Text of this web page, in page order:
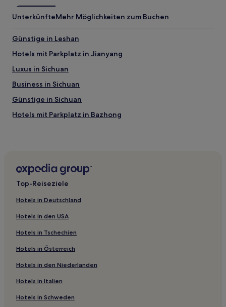
UnterkünfteMehr Möglichkeiten zum Buchen
Günstige in Leshan
Hotels mit Parkplatz in Jianyang
Luxus in Sichuan
Business in Sichuan
Günstige in Sichuan
Hotels mit Parkplatz in Bazhong
Günstige in Guangyuan
Günstige in Jintang
Familien in Emeishan
Hotels mit Parkplatz in Zigong
Hotels mit Fitnessbereich in Chengdu
Familien in Chengdu
Haustierfreundliche in Chengdu
Günstige in Yibin
3-Sterne-Hotels in Emeishan
Top-Reiseziele
Hotels in Deutschland
Hotels in den USA
Hotels in Tschechien
Hotels in Österreich
Hotels in den Niederlanden
Hotels in Italien
Hotels in Schweden